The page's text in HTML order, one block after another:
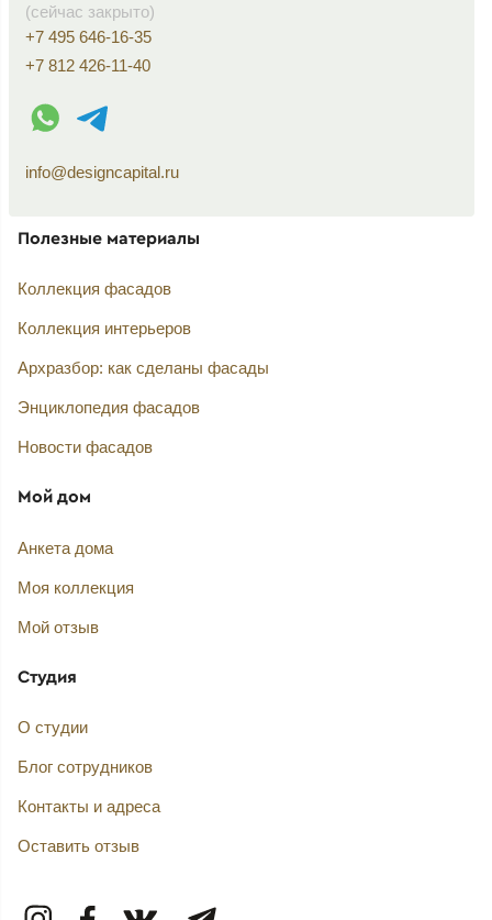
(сейчас закрыто)
+7 495 646-16-35
+7 812 426-11-40
WhatsApp контакт
Telegram контакт
info@designcapital.ru
Полезные материалы
Коллекция фасадов
Коллекция интерьеров
Архразбор: как сделаны фасады
Энциклопедия фасадов
Новости фасадов
Мой дом
Анкета дома
Моя коллекция
Мой отзыв
Студия
О студии
Блог сотрудников
Контакты и адреса
Оставить отзыв